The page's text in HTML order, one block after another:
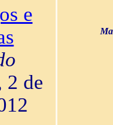
e
2 de